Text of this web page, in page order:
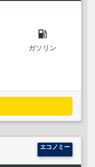
local_gas_station
ガソリン
エコノミー